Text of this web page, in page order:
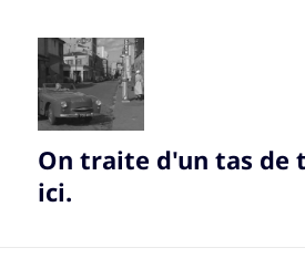
On traite d'un tas de
ici.